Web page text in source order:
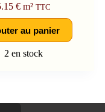
€m² TTC
au panier
2 en stock